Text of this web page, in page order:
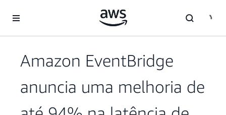
Pular para o conteúdo principal
Amazon EventBridge
anuncia uma melhoria de